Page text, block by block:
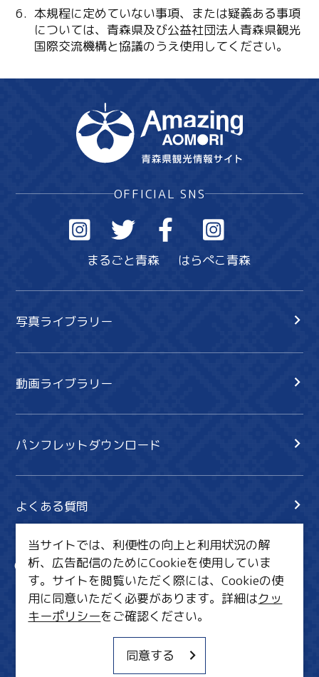
本規程に定めていない事項、または疑義ある事項
については、青森県及び公益社団法人青森県観光
国際交流機構と協議のうえ使用してください。
OFFICIAL SNS
まるごと青森 はらぺこ青森
写真ライブラリー
動画ライブラリー
パンフレットダウンロード
よくある質問
サイト内検索
共有
行きたいリスト
MICE・教育・観光事業者の皆様へ
当サイトでは、利便性の向上と利用状況の解
析、広告配信のためにCookieを使用していま
す。サイトを閲覧いただく際には、Cookieの使
用に同意いただく必要があります。詳細はクッ
キーポリシーをご確認ください。
同意する